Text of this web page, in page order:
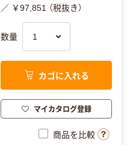
／ ￥97,851 （税抜き）
数量
カゴに入れる
マイカタログ登録
商品を比較